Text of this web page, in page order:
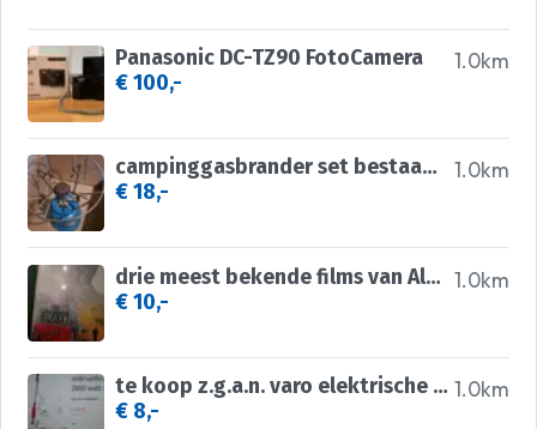
1.0km
Panasonic DC-TZ90 FotoCamera
€ 100,-
1.0km
campinggasbrander set bestaande uit 5 onderdelen en 3 vullin
€ 18,-
1.0km
drie meest bekende films van Albert Hitchcock te koop
€ 10,-
1.0km
te koop z.g.a.n. varo elektrische onkruidbrander 2000 watt
€ 8,-